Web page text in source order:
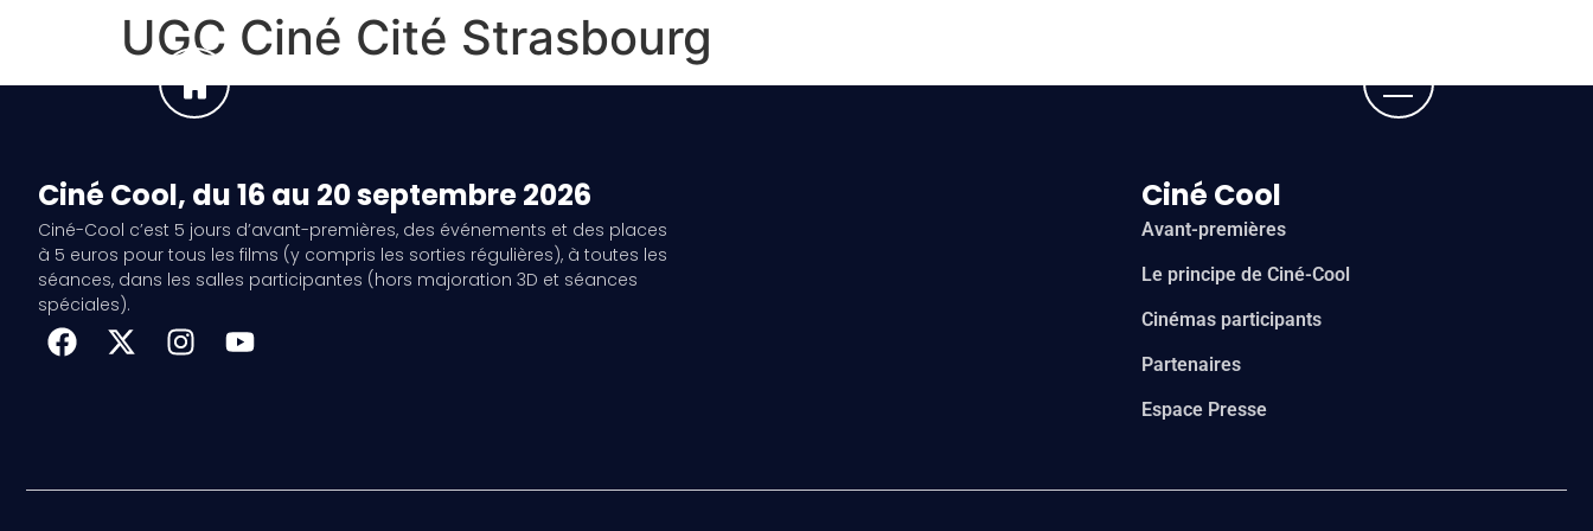
UGC Ciné Cité Strasbourg
Ciné Cool, du 16 au 20 septembre 2026
Ciné-Cool c’est 5 jours d’avant-premières, des événements et des places
à 5 euros pour tous les films (y compris les sorties régulières), à toutes les
séances, dans les salles participantes (hors majoration 3D et séances
spéciales).
Ciné Cool
Avant-premières
Le principe de Ciné-Cool
Cinémas participants
Partenaires
Espace Presse